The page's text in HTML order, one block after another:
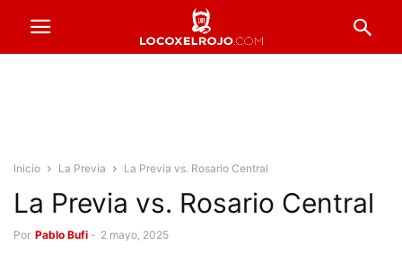
Inicio La Previa La Previa vs. Rosario Central
La Previa vs. Rosario Central
Por Pablo Bufi - 2 mayo, 2025